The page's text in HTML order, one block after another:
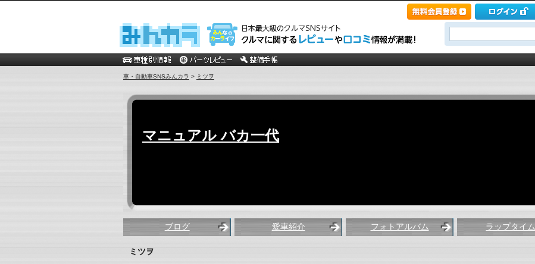
車・自動車SNSみんカラ > ミツヲ
マニュアル バカ一代
ブログ 愛車紹介 フォトアルバム ラップタイム
ミツヲ